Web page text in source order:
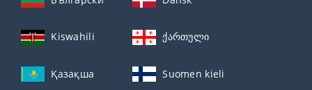
Kiswahili ქართული
Қазақша Suomen kieli